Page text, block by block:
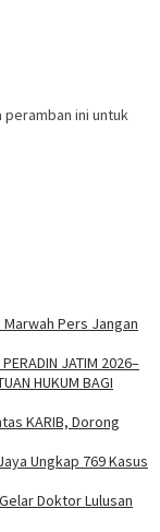
peramban ini untuk
Pers Jangan
JATIM 2026–
HUKUM BAGI
KARIB, Dorong
Ungkap 769 Kasus
Doktor Lulusan